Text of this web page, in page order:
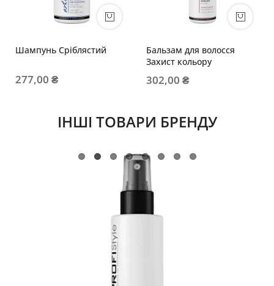
Шампунь Сріблястий
277,00 ₴
Бальзам для волосся
Захист кольору
302,00 ₴
ІНШІ ТОВАРИ БРЕНДУ